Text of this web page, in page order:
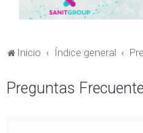
Inicio Índice general
Preguntas